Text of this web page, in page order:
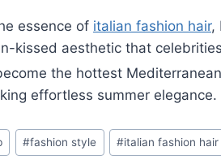
essence of italian fashion hair,
kissed aesthetic that
the hottest
effortless summer elegance.
#fashion style #italian fashion hair